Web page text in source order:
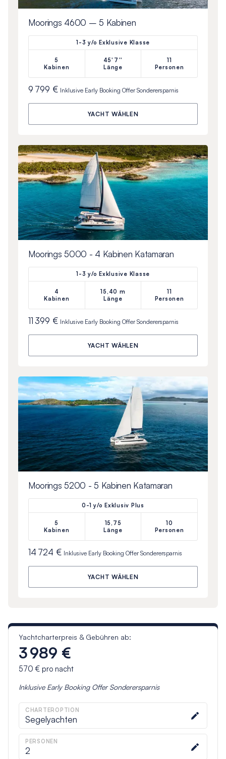
Moorings 4600 – 5 Kabinen
1-3 y/o Exklusive Klasse
5
Kabinen
45'7''
Länge
11
Personen
9 799 € Inklusive Early Booking OfferSonderersparnis
YACHT WÄHLEN
Moorings 5000 - 4 Kabinen Katamaran
1-3 y/o Exklusive Klasse
4
Kabinen
15,40 m
Länge
11
Personen
11 399 € Inklusive Early Booking OfferSonderersparnis
YACHT WÄHLEN
Moorings 5200 - 5 Kabinen Katamaran
0-1 y/o Exklusiv Plus
5
Kabinen
15,75
Länge
10
Personen
14 724 € Inklusive Early Booking OfferSonderersparnis
YACHT WÄHLEN
Yachtcharterpreis & Gebühren ab:
3 989 €
570 €pro nacht
Inklusive Early Booking OfferSonderersparnis
CHARTEROPTION
Segelyachten
PERSONEN
2